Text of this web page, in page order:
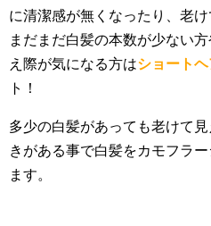
に清潔感が無くなったり、老け
まだまだ白髪の本数が少ない
え際が気になる方はショートヘ
ト！
多少の白髪があっても老けて
きがある事で白髪をカモフラ
ます。